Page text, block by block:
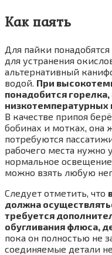
Как паять
Для пайки
для устранения
альтернативный
водой. При
понадобится
низкотемпературных
В качестве припоя
бобинах и мотках, она
потребуются
рабочего места нужно
нормальное
можно взять любую
Следует отметить, что
должна
требуется
обугливания флюса,
пока он полностью не
соединяемые детали